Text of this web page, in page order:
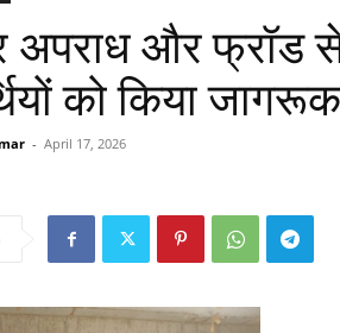
अपराध और फ्रॉड
को किया जागरूक
- April 17, 2026